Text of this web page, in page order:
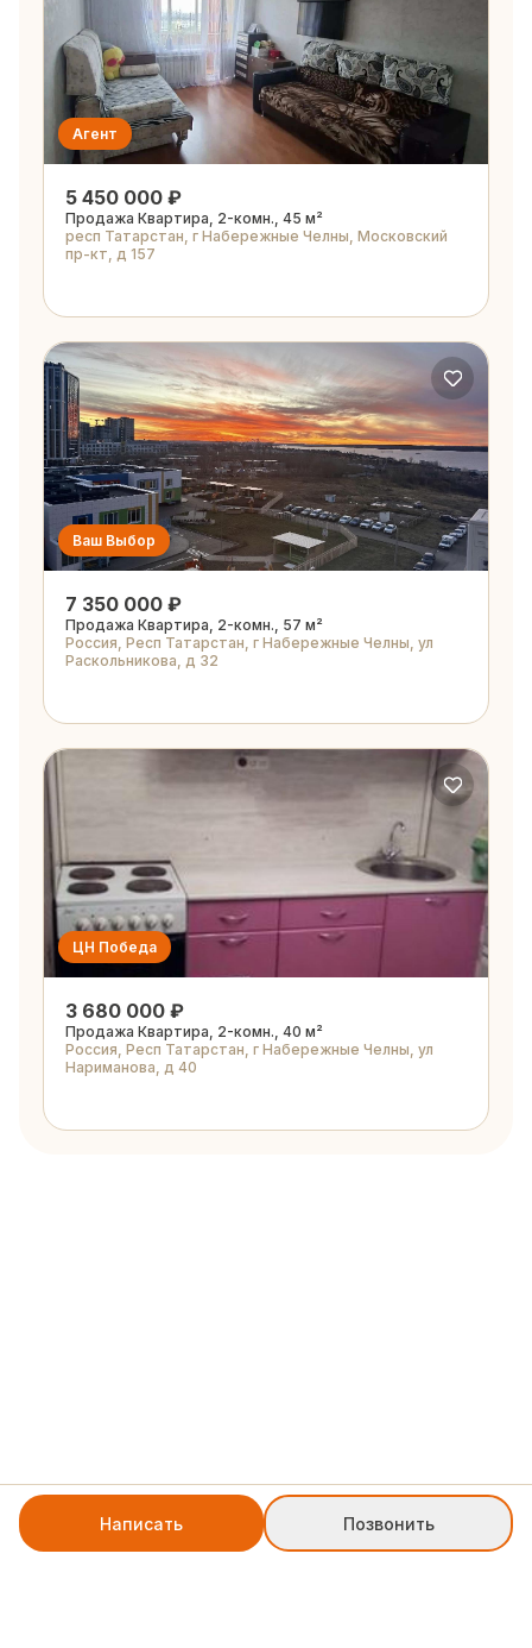
Написать Позвонить
Агент
5 450 000 ₽
Продажа Квартира, 2-комн., 45 м²
респ Татарстан, г Набережные Челны, Московский
пр-кт, д 157
Ваш Выбор
7 350 000 ₽
Продажа Квартира, 2-комн., 57 м²
Россия, Респ Татарстан, г Набережные Челны, ул
Раскольникова, д 32
ЦН Победа
3 680 000 ₽
Продажа Квартира, 2-комн., 40 м²
Россия, Респ Татарстан, г Набережные Челны, ул
Нариманова, д 40